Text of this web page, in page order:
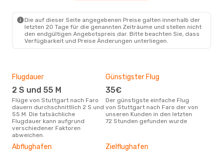
Do., 3. Sept. - Fr., 4. Sept.
Eurowings Direkt
STR- FAO
Vueling1 Zwischenstopp
FAO- STR
Die auf dieser Seite angegebenen Preise galten innerhalb der
letzten 20 Tage für die genannten Zeiträume und stellen nicht
den endgültigen Angebotspreis dar. Bitte beachten Sie, dass
Verfügbarkeit und Preise Änderungen unterliegen.
Flugdauer
2 S und 55 M
Flüge von Stuttgart nach Faro
dauern durchschnittlich 2 S und
55 M. Die tatsächliche
Flugdauer kann aufgrund
verschiedener Faktoren
abweichen.
Günstigster Flug
35€
Der günstigste einfache Flug
von Stuttgart nach Faro der von
unseren Kunden in den letzten
72 Stunden gefunden wurde
Abflughafen Zielflughafen